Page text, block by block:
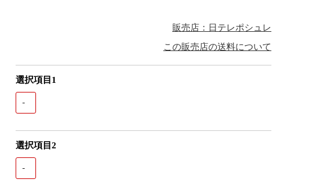
販売店：日テレポシュレ
この販売店の送料について
選択項目1
-
選択項目2
-